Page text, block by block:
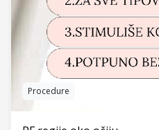
Procedure